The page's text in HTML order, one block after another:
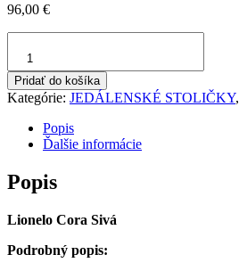
96,00 €
Lionelo
Cora
Sivá
Pridať do košíka
Kategórie: JEDÁLENSKÉ STOLIČKY,
Popis
Ďalšie informácie
Popis
Lionelo Cora Sivá
Podrobný popis: